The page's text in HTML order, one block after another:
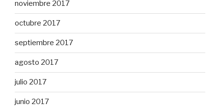
noviembre 2017
octubre 2017
septiembre 2017
agosto 2017
julio 2017
junio 2017